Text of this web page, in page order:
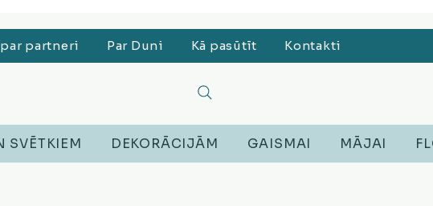
Putekļu sūcēji, Lego, Austiņas
partneri Par Duni Kā pasūtīt Kontakti
SVĒTKIEM DEKORĀCIJĀM GAISMAI MĀJAI